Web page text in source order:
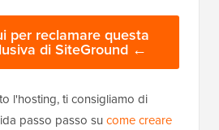
per reclamare questa
di SiteGround ←
l'hosting, ti consigliamo di
passo passo su come creare